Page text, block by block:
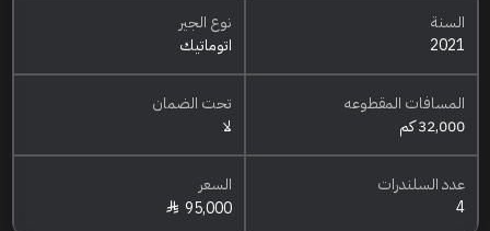
السنة
2021
نوع الجير
اتوماتيك
المسافات المقطوعه
32,000 كم
تحت الضمان
لا
عدد السلندرات
4
السعر
95,000